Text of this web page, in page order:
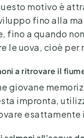
motivo è
fino alla
fino a quando
le uova, cioè
a ritrovare il
giovane
impronta,
esattamente